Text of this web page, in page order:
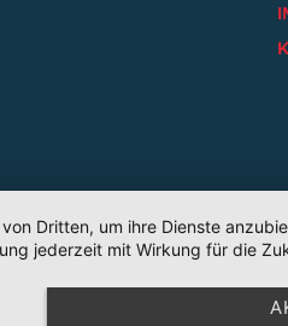
Dritten, um ihre Dienste
jederzeit mit Wirkung für die